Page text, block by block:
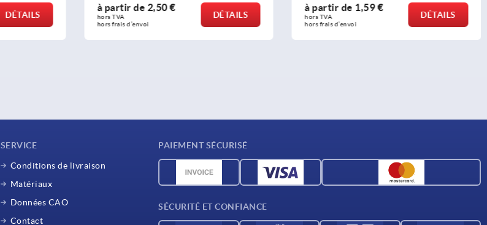
DÉTAILS
à partir de1,59 €
hors TVA
hors frais d’envoi
DÉTAILS
à partir de1,25 €
hors TVA
hors frais d’envoi
DÉTAILS
SERVICE
Conditions de livraison
Matériaux
Données CAO
Contact
PAIEMENT SÉCURISÉ
SÉCURITÉ ET CONFIANCE